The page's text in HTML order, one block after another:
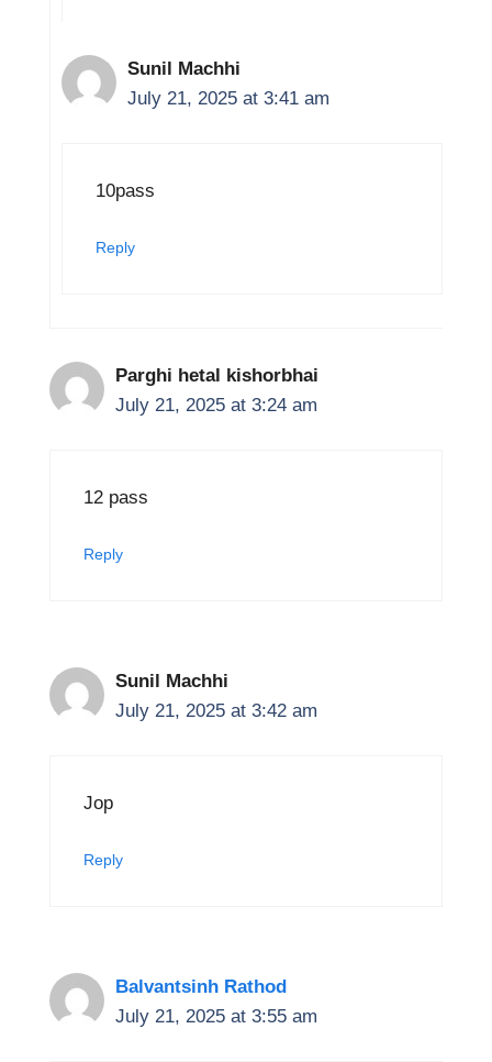
Sunil Machhi
July 21, 2025 at 3:41 am
10pass
Reply
Parghi hetal kishorbhai
July 21, 2025 at 3:24 am
12 pass
Reply
Sunil Machhi
July 21, 2025 at 3:42 am
Jop
Reply
Balvantsinh Rathod
July 21, 2025 at 3:55 am